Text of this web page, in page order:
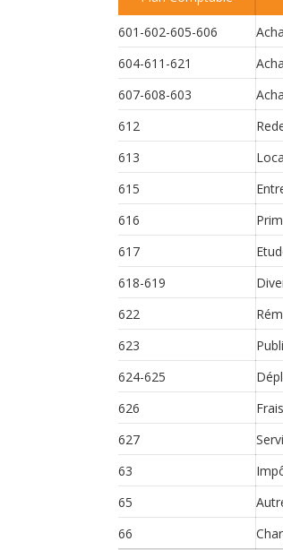
601-602-605-606
604-611-621
607-608-603
612
613
615
616
617
618-619
622
623
624-625
626
627
63
65
66